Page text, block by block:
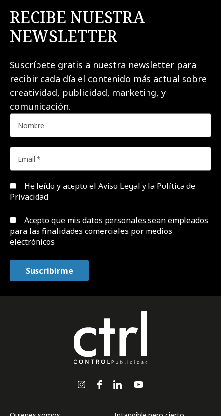
RECIBE NUESTRA
NEWSLETTER
Suscríbete gratis a nuestra newsletter para
recibir cada día el contenido más actual sobre
creatividad, publicidad, marketing, y
comunicación.
He leído y acepto el Aviso Legal y la Política de
Privacidad
Acepto que mis datos personales sean empleados
para las finalidades comerciales por medios
electrónicos